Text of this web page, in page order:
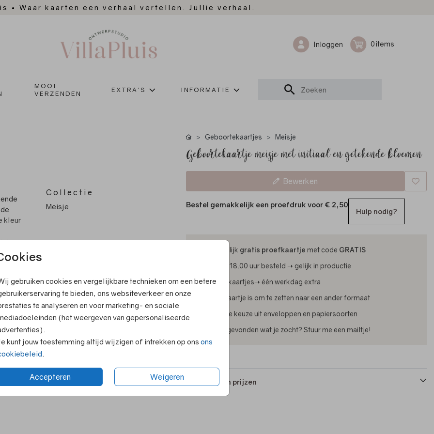
• Waar kaarten een verhaal vertellen. Jullie verhaal.
Inloggen 0
MOOI
VERZENDEN
EXTRA'S INFORMATIE
gebruiken cookies en vergelijkbare technieken om een betere
te bieden, ons websiteverkeer en onze
te analyseren en voor marketing- en sociale
(het weergeven van gepersonaliseerde
kunt jouw toestemming altijd wijzigen of intrekken op ons ons
Accepteren Weigeren
kleur
te
de
Collectie
Meisje
leuk
Geboortekaartjes Meisje
Geboortekaartje meisje met initiaal en getekende bloemen
Bewerken
Bestel gemakkelijk een proefdruk voor € 2,50
Hulp nodig?
Tijdelijk gratis proefkaartje met code GRATIS
Voor 18.00 uur besteld ➝ gelijk in productie
Foliekaartjes➝ één werkdag extra
Elk kaartje is om te zetten naar een ander formaat
Ruime keuze uit enveloppen en papiersoorten
Niet gevonden wat je zocht? Stuur me een mailtje!
Formaten en prijzen